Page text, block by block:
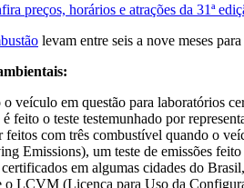
preços, horários e atrações da 31ª
levam entre seis a nove meses
veículo em questão para laboratórios
feito o teste testemunhado por
feitos com três combustível quando o
Emissions), um teste de emissões
em algumas cidades do
o LCVM (Licença para Uso da